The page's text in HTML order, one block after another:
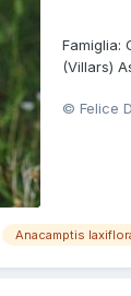
Famiglia:
(Villars)
© Felice
Anacamptis